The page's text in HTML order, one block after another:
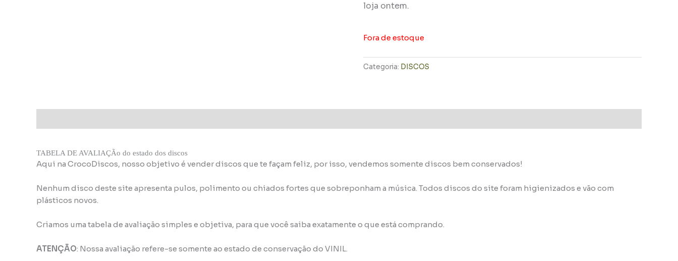
loja ontem.
Fora de estoque
Categoria: DISCOS
TABELA DE AVALIAÇÃo do estado dos discos
Aqui na CrocoDiscos, nosso objetivo é vender discos que te façam feliz, por isso, vendemos somente discos bem conservados!
Nenhum disco deste site apresenta pulos, polimento ou chiados fortes que sobreponham a música. Todos discos do site foram higienizados e vão com
plásticos novos.
Criamos uma tabela de avaliação simples e objetiva, para que você saiba exatamente o que está comprando.
ATENÇÃO: Nossa avaliação refere-se somente ao estado de conservação do VINIL.